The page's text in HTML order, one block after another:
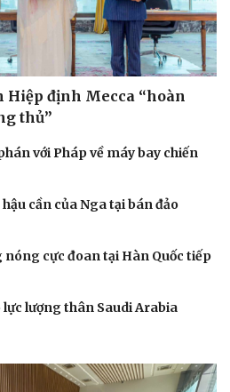
định Mecca “hoàn
thủ”
với Pháp về máy bay chiến
cần của Nga tại bán đảo
nóng cực đoan tại Hàn Quốc tiếp
lượng thân Saudi Arabia